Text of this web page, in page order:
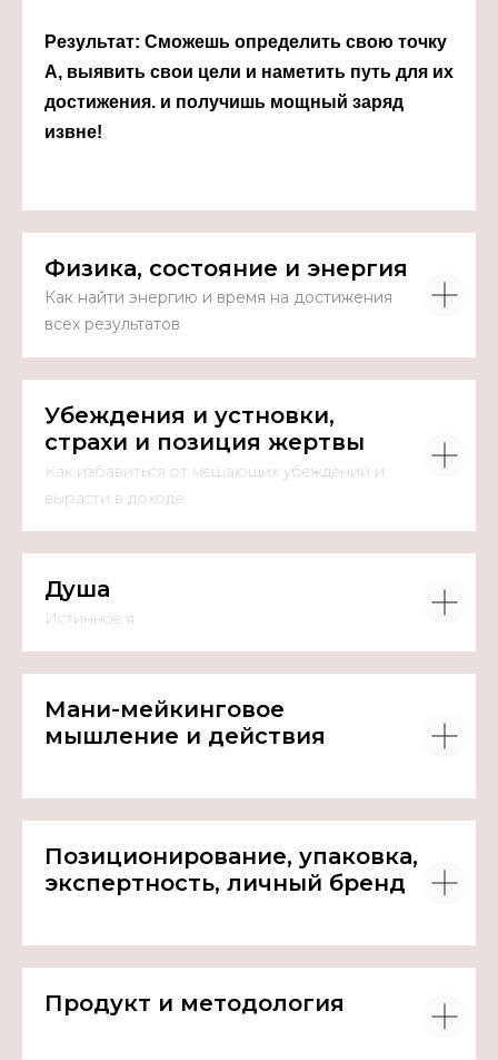
Результат: Сможешь определить свою точку
А, выявить свои цели и наметить путь для их
достижения. и получишь мощный заряд
извне!
Физика, состояние и энергия
Как найти энергию и время на достижения
всех результатов
Убеждения и устновки,
страхи и позиция жертвы
Как избавиться от мешающих убеждений и
вырасти в доходе
Душа
Истинное я
Мани-мейкинговое
мышление и действия
Позиционирование, упаковка,
экспертность, личный бренд
Продукт и методология